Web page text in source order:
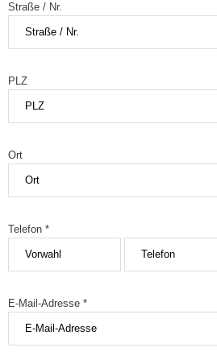
Straße / Nr.
PLZ
Ort
Telefon *
E-Mail-Adresse *